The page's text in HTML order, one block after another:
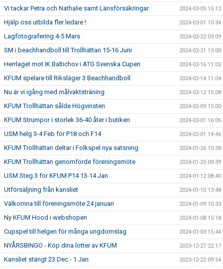
Vi tackar Petra och Nathalie samt Länsförsäkringar 2024-03-05 15:12
Hjälp oss utbilda fler ledare ! 2024-03-01 10:34
Lagfotografering 4-5 Mars 2024-02-22 09:09
SM i beachhandboll till Trollhättan 15-16 Juni 2024-02-21 13:00
Herrlaget mot IK Baltichov i ATG Svenska Cupen 2024-02-16 11:02
KFUM spelare till Riksläger 3 Beachhandboll 2024-02-14 11:04
Nu är vi igång med målvaktsträning 2024-02-12 15:08
KFUM Trollhättan sålde Högvinsten 2024-02-09 15:00
KFUM Strumpor i storlek 36-40 åter i butiken 2024-02-01 16:06
USM helg 3-4 Feb för P18 och F14 2024-02-01 14:46
KFUM Trollhättan deltar i Folkspel nya satsning 2024-01-26 10:38
KFUM Trollhättan genomförde föreningsmöte 2024-01-25 09:39
USM Steg 3 för KFUM P14 13-14 Jan 2024-01-12 08:40
Utförsäljning från kansliet 2024-01-10 13:48
Välkomna till föreningsmöte 24 januari 2024-01-09 10:33
Ny KFUM Hood i webshopen 2024-01-08 15:18
Cupspel till helgen för många ungdomslag 2024-01-03 15:44
NYÅRSBINGO - Köp dina lotter av KFUM 2023-12-27 22:17
Kansliet stängt 23 Dec - 1 Jan 2023-12-22 09:54